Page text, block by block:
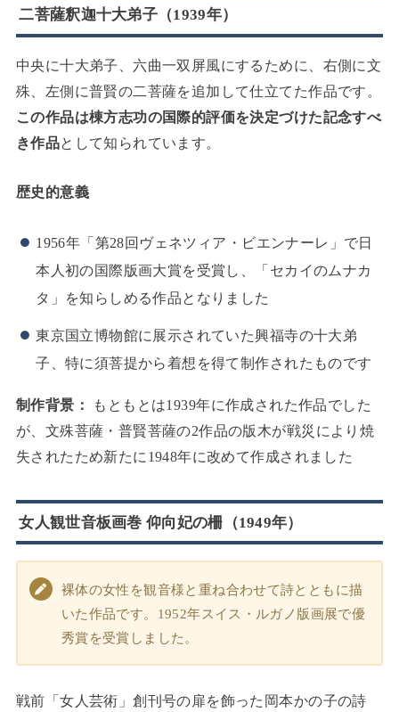
二菩薩釈迦十大弟子（1939年）
中央に十大弟子、六曲一双屏風にするために、右側に文
殊、左側に普賢の二菩薩を追加して仕立てた作品です。
この作品は棟方志功の国際的評価を決定づけた記念すべ
き作品として知られています。
歴史的意義
1956年「第28回ヴェネツィア・ビエンナーレ」で日
本人初の国際版画大賞を受賞し、「セカイのムナカ
タ」を知らしめる作品となりました
東京国立博物館に展示されていた興福寺の十大弟
子、特に須菩提から着想を得て制作されたものです
制作背景：
もともとは1939年に作成された作品でした
が、文殊菩薩・普賢菩薩の2作品の版木が戦災により焼
失されたため新たに1948年に改めて作成されました
女人観世音板画巻 仰向妃の柵（1949年）
裸体の女性を観音様と重ね合わせて詩とともに描
いた作品です。1952年スイス・ルガノ版画展で優
秀賞を受賞しました。
戦前「女人芸術」創刊号の扉を飾った岡本かの子の詩